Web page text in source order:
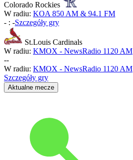
Colorado Rockies
W radiu: KOA 850 AM & 94.1 FM
- : -Szczegóły gry
St.Louis Cardinals
W radiu: KMOX - NewsRadio 1120 AM
--
W radiu: KMOX - NewsRadio 1120 AM
Szczegóły gry
Aktualne mecze